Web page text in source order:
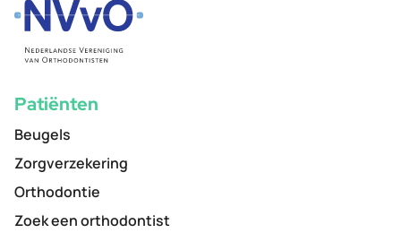
Patiënten
Beugels
Zorgverzekering
Orthodontie
Zoek een orthodontist